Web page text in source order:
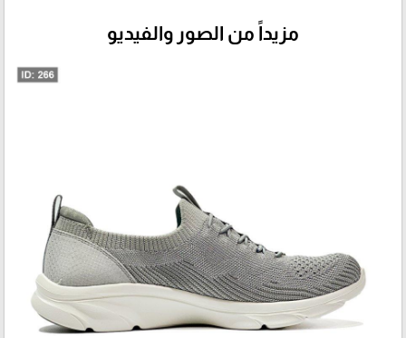
مزيداً من الصور والفيديو